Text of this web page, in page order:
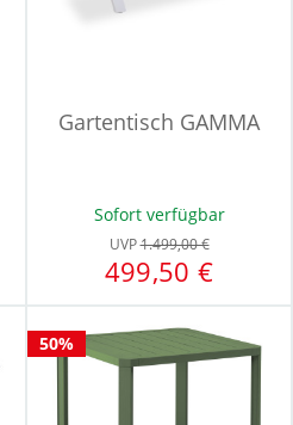
Gartentisch GAMMA
Sofort verfügbar
UVP1.499,00 €
499,50 €
50%